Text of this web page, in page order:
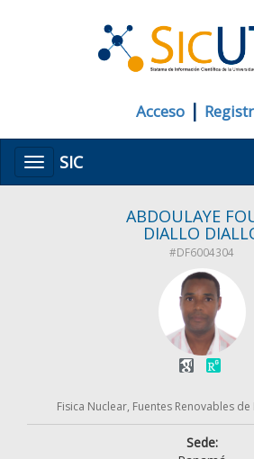
Acceso |
MenúSIC
ABDOULAYE
DIALLO
#DF6004304
Fisica Nuclear, Fuentes Renovables
Sede: